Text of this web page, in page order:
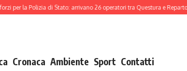
Polizia di Stato: arrivano 26 operatori tra Questura e Reparto Mobile
Cronaca Ambiente Sport Contatti